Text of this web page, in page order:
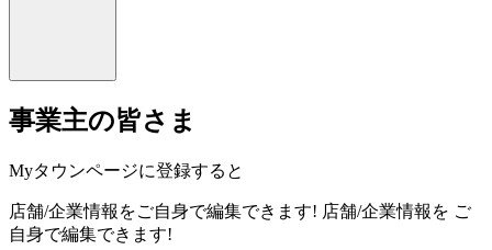
事業主の皆さま
Myタウンページに登録すると
店舗/企業情報をご自身で編集できます! 店舗/企業情報を ご
自身で編集できます!